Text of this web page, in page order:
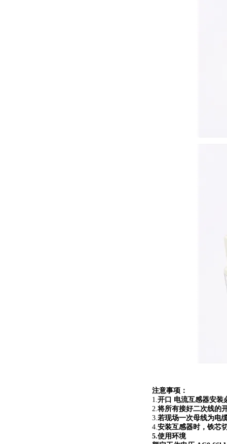
注意事项：
1.开口 电流互感器安装
2.将所有接好二次线的
3.若现场一次母线为电
4.安装互感器时，铁芯
5.使用环境